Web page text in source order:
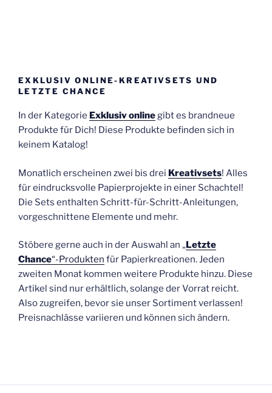
EXKLUSIV ONLINE-KREATIVSETS UND
LETZTE CHANCE
In der Kategorie Exklusiv onlinegibt es brandneue
Produkte für Dich! Diese Produkte befinden sich in
keinem Katalog!
Monatlich erscheinen zwei bis drei Kreativsets! Alles
für eindrucksvolle Papierprojekte in einer Schachtel!
Die Sets enthalten Schritt-für-Schritt-Anleitungen,
vorgeschnittene Elemente und mehr.
Stöbere gerne auch in der Auswahl an „ Letzte
Chance“-Produkten für Papierkreationen. Jeden
zweiten Monat kommen weitere Produkte hinzu. Diese
Artikel sind nur erhältlich, solange der Vorrat reicht.
Also zugreifen, bevor sie unser Sortiment verlassen!
Preisnachlässe variieren und können sich ändern.